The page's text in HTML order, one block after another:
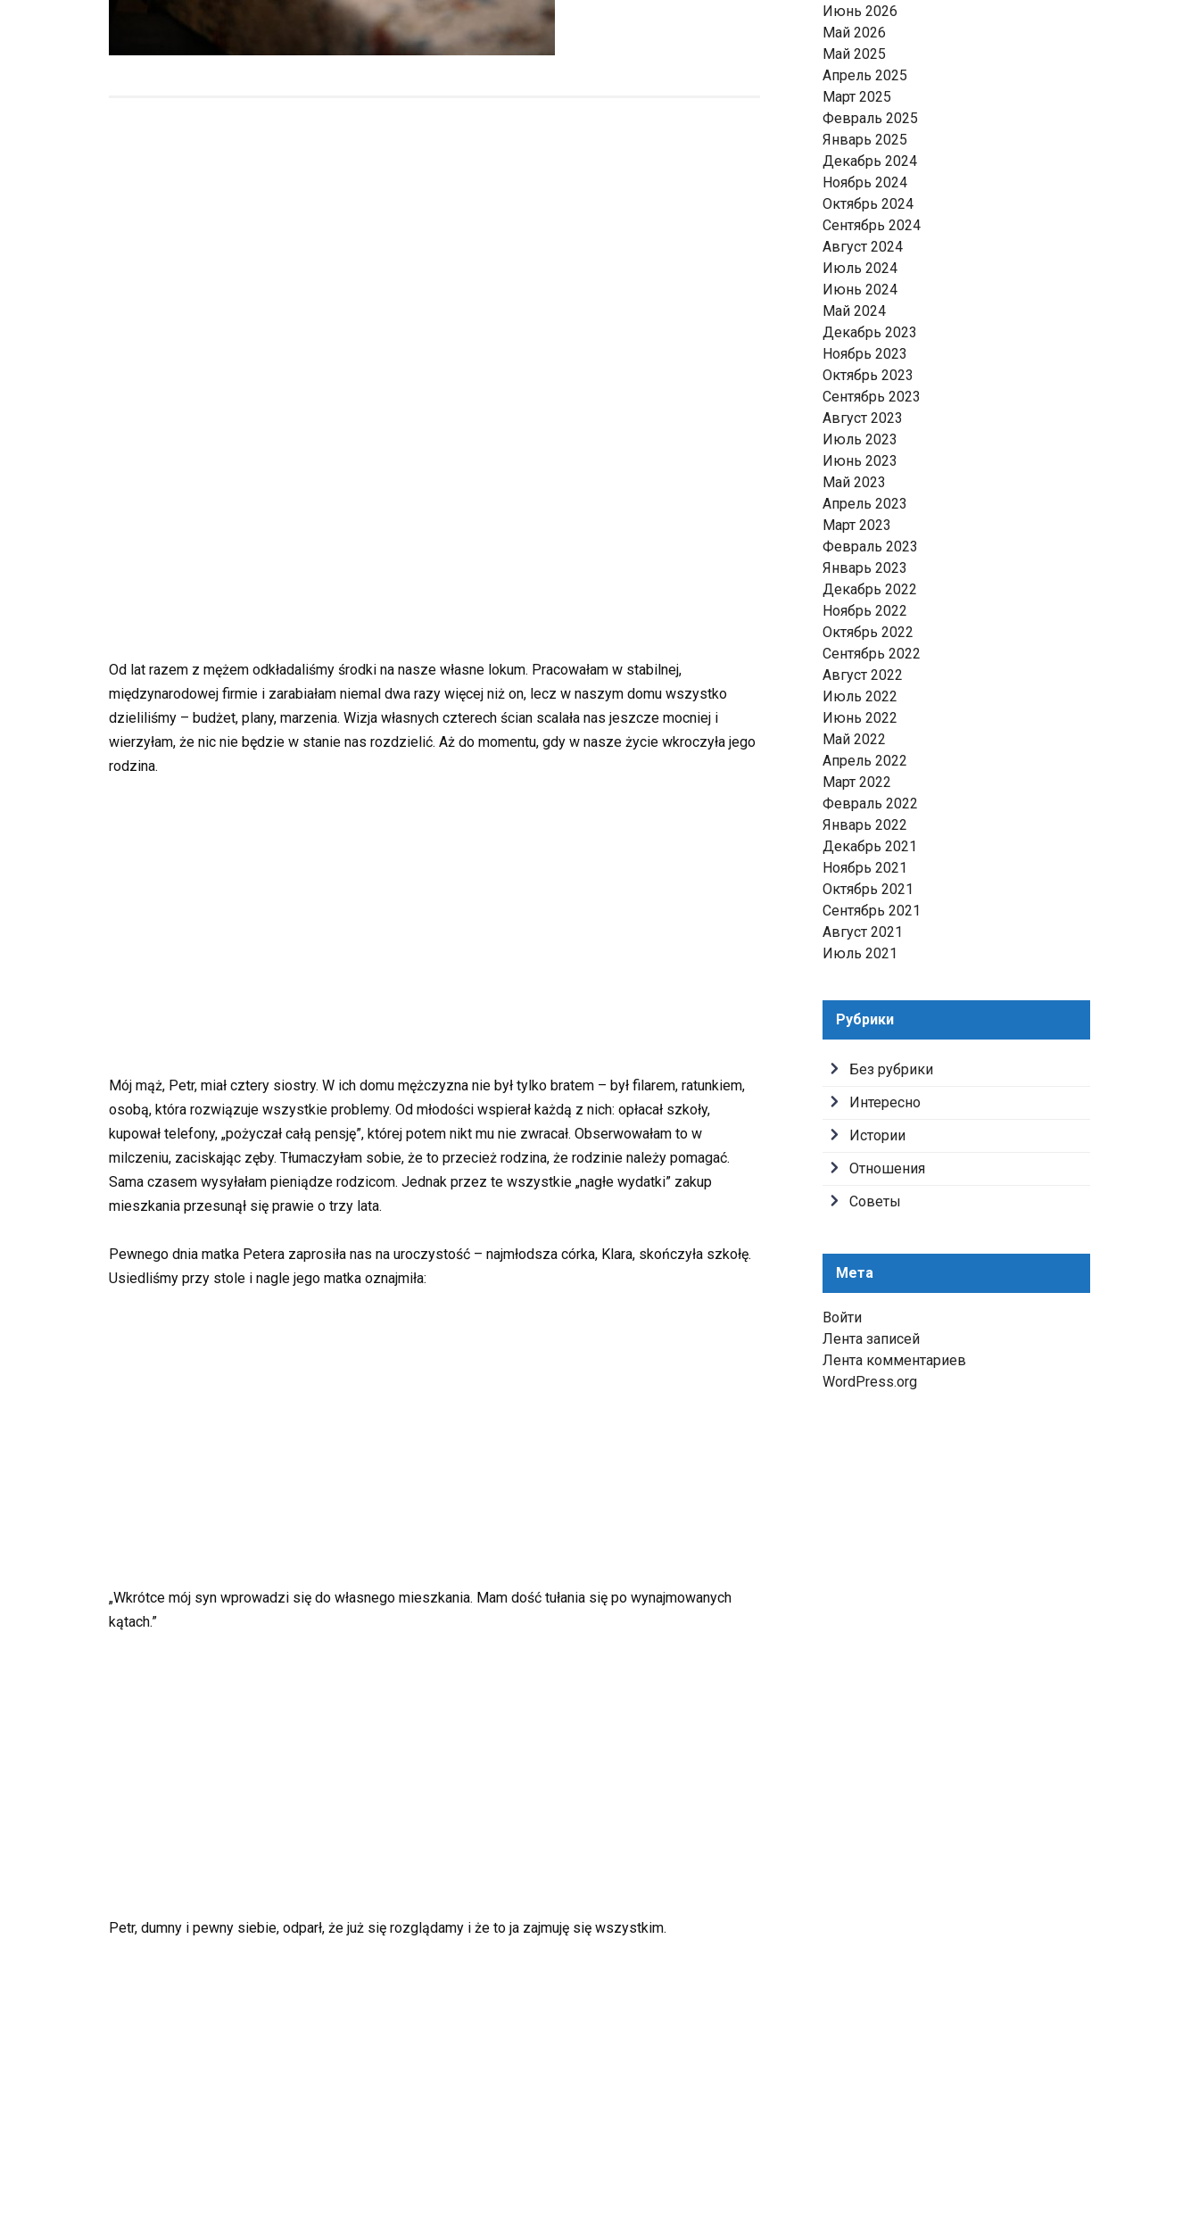
Od lat razem z mężem odkładaliśmy środki na nasze własne lokum. Pracowałam w stabilnej,
międzynarodowej firmie i zarabiałam niemal dwa razy więcej niż on, lecz w naszym domu wszystko
dzieliliśmy – budżet, plany, marzenia. Wizja własnych czterech ścian scalała nas jeszcze mocniej i
wierzyłam, że nic nie będzie w stanie nas rozdzielić. Aż do momentu, gdy w nasze życie wkroczyła jego
rodzina.
Mój mąż, Petr, miał cztery siostry. W ich domu mężczyzna nie był tylko bratem – był filarem, ratunkiem,
osobą, która rozwiązuje wszystkie problemy. Od młodości wspierał każdą z nich: opłacał szkoły,
kupował telefony, „pożyczał całą pensję”, której potem nikt mu nie zwracał. Obserwowałam to w
milczeniu, zaciskając zęby. Tłumaczyłam sobie, że to przecież rodzina, że rodzinie należy pomagać.
Sama czasem wysyłałam pieniądze rodzicom. Jednak przez te wszystkie „nagłe wydatki” zakup
mieszkania przesunął się prawie o trzy lata.
Pewnego dnia matka Petera zaprosiła nas na uroczystość – najmłodsza córka, Klara, skończyła szkołę.
Usiedliśmy przy stole i nagle jego matka oznajmiła:
„Wkrótce mój syn wprowadzi się do własnego mieszkania. Mam dość tułania się po wynajmowanych
kątach.”
Petr, dumny i pewny siebie, odparł, że już się rozglądamy i że to ja zajmuję się wszystkim.
Июнь 2026
Май 2026
Май 2025
Апрель 2025
Март 2025
Февраль 2025
Январь 2025
Декабрь 2024
Ноябрь 2024
Октябрь 2024
Сентябрь 2024
Август 2024
Июль 2024
Июнь 2024
Май 2024
Декабрь 2023
Ноябрь 2023
Октябрь 2023
Сентябрь 2023
Август 2023
Июль 2023
Июнь 2023
Май 2023
Апрель 2023
Март 2023
Февраль 2023
Январь 2023
Декабрь 2022
Ноябрь 2022
Октябрь 2022
Сентябрь 2022
Август 2022
Июль 2022
Июнь 2022
Май 2022
Апрель 2022
Март 2022
Февраль 2022
Январь 2022
Декабрь 2021
Ноябрь 2021
Октябрь 2021
Сентябрь 2021
Август 2021
Июль 2021
Рубрики
Без рубрики
Интересно
Истории
Отношения
Советы
Мета
Войти
Лента записей
Лента комментариев
WordPress.org